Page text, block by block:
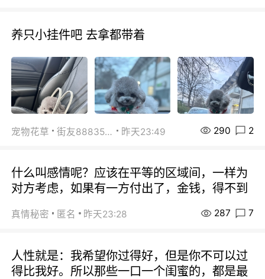
养只小挂件吧 去拿都带着
宠物花草 街友88835518 昨天23:49 290 2
什么叫感情呢？应该在平等的区域间，一样为
对方考虑，如果有一方付出了，金钱，得不到
真情秘密 匿名 昨天23:28 287 7
人性就是：我希望你过得好，但是你不可以过
得比我好。所以那些一口一个闺蜜的，都是最